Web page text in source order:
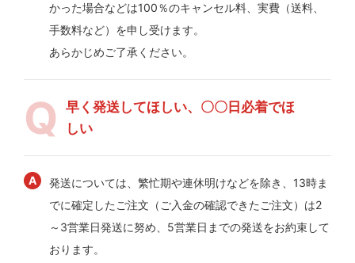
かった場合などは100％のキャンセル料、実費（送料、
手数料など）を申し受けます。
あらかじめご了承ください。
早く発送してほしい、〇〇日必着でほ
しい
発送については、繁忙期や連休明けなどを除き、13時ま
でに確定したご注文（ご入金の確認できたご注文）は2
～3営業日発送に努め、5営業日までの発送をお約束して
おります。